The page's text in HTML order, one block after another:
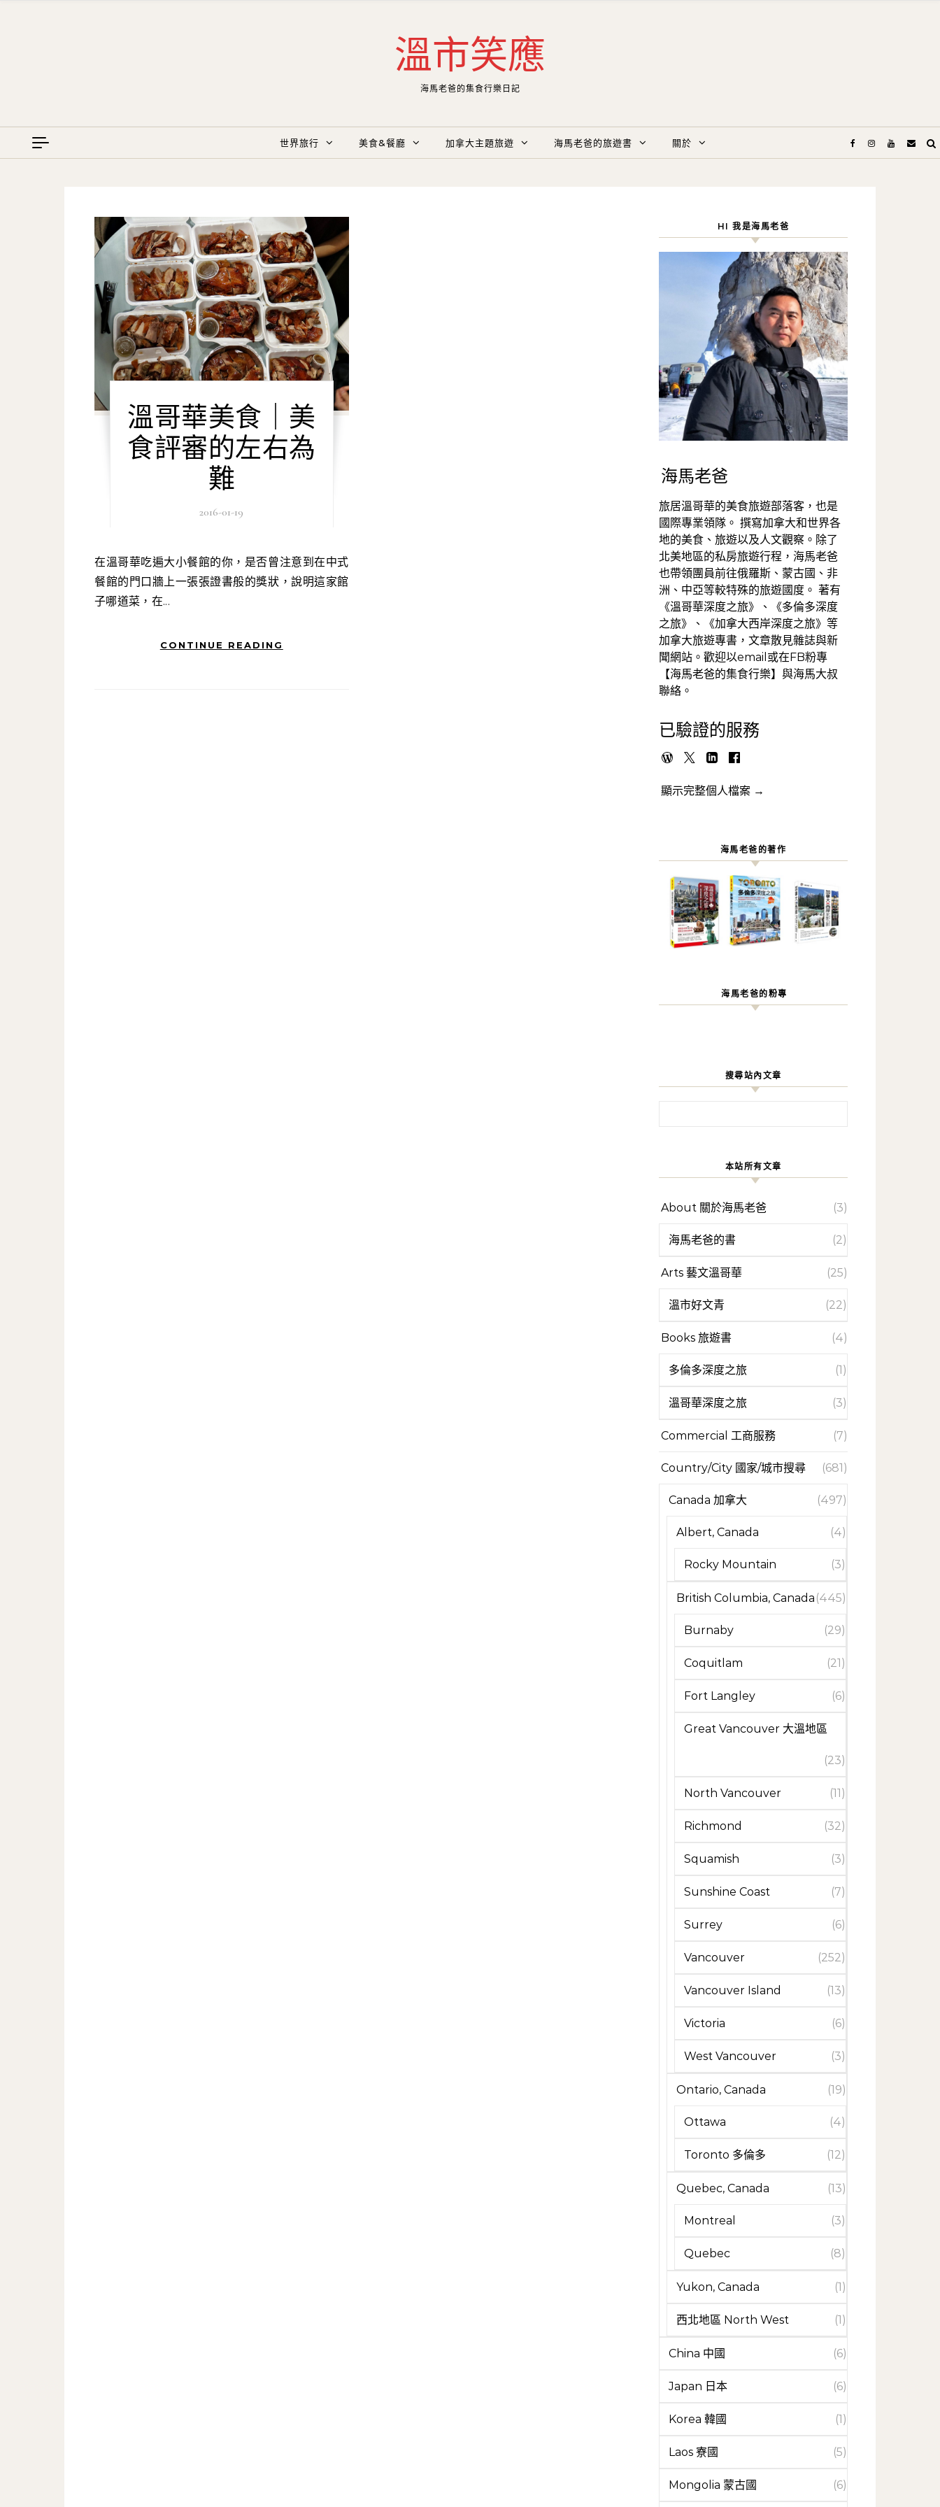
溫市笑應
海馬老爸的集食行樂日記
世界旅行 美食&餐廳 加拿大主題旅遊 海馬老爸的旅遊書 關於
溫哥華美食｜美
食評審的左右為
難
2016-01-19
在溫哥華吃遍大小餐館的你，是否曾注意到在中式
餐館的門口牆上一張張證書般的獎狀，說明這家館
子哪道菜，在...
CONTINUE READING
HI 我是海馬老爸
海馬老爸
旅居溫哥華的美食旅遊部落客，也是
國際專業領隊。 撰寫加拿大和世界各
地的美食、旅遊以及人文觀察。除了
北美地區的私房旅遊行程，海馬老爸
也帶領團員前往俄羅斯、蒙古國、非
洲、中亞等較特殊的旅遊國度。 著有
《溫哥華深度之旅》、《多倫多深度
之旅》、《加拿大西岸深度之旅》等
加拿大旅遊專書，文章散見雜誌與新
聞網站。歡迎以email或在FB粉專
【海馬老爸的集食行樂】與海馬大叔
聯絡。
已驗證的服務
顯示完整個人檔案 →
海馬老爸的著作
海馬老爸的粉專
搜尋站內文章
本站所有文章
About 關於海馬老爸 (3)
海馬老爸的書 (2)
Arts 藝文溫哥華 (25)
溫市好文青 (22)
Books 旅遊書 (4)
多倫多深度之旅 (1)
溫哥華深度之旅 (3)
Commercial 工商服務 (7)
Country/City 國家/城市搜尋 (681)
Canada 加拿大 (497)
Albert, Canada (4)
Rocky Mountain (3)
British Columbia, Canada (445)
Burnaby (29)
Coquitlam (21)
Fort Langley (6)
Great Vancouver 大溫地區
(23)
North Vancouver (11)
Richmond (32)
Squamish (3)
Sunshine Coast (7)
Surrey (6)
Vancouver (252)
Vancouver Island (13)
Victoria (6)
West Vancouver (3)
Ontario, Canada (19)
Ottawa (4)
Toronto 多倫多 (12)
Quebec, Canada (13)
Montreal (3)
Quebec (8)
Yukon, Canada (1)
西北地區 North West (1)
China 中國 (6)
Japan 日本 (6)
Korea 韓國 (1)
Laos 寮國 (5)
Mongolia 蒙古國 (6)